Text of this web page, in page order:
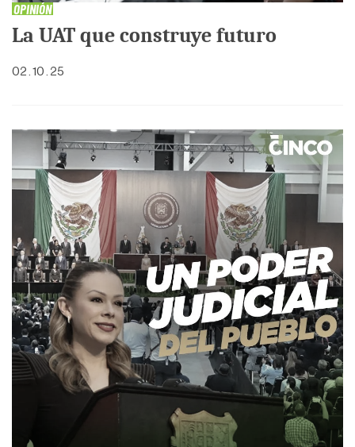
OPINIÓN
La UAT que construye futuro
02 . 10 . 25